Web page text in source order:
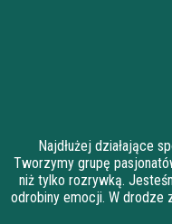
Najdłużej działające
Tworzymy grupę
niż tylko rozrywką.
odrobiny emocji. W drodze